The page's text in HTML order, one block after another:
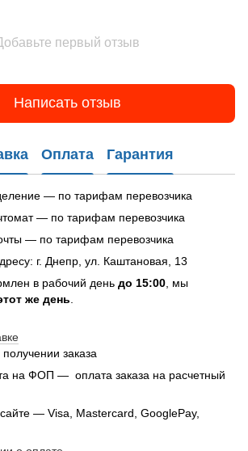
первый отзыв
Написать отзыв
Оплата Гарантия
— по тарифам перевозчика
— по тарифам перевозчика
— по тарифам перевозчика
г. Днепр, ул. Каштановая, 13
в рабочий день до 15:00 , мы
же день
заказа
на ФОП — оплата заказа на расчетный
— Visa, Mastercard, GooglePay,